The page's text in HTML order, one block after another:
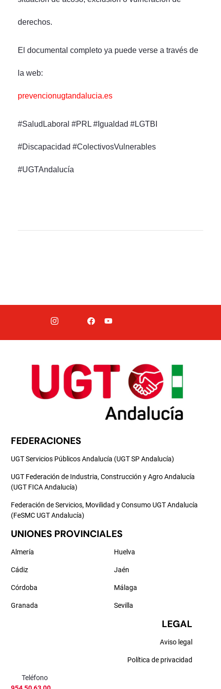
derechos.
El documental completo ya puede verse a través de
la web:
prevencionugtandalucia.es
#SaludLaboral #PRL #Igualdad #LGTBI
#Discapacidad #ColectivosVulnerables
#UGTAndalucía
FEDERACIONES
UGT Servicios Públicos Andalucía (UGT SP Andalucía)
UGT Federación de Industria, Construcción y Agro Andalucía
(UGT FICA Andalucía)
Federación de Servicios, Movilidad y Consumo UGT Andalucía
(FeSMC UGT Andalucía)
UNIONES PROVINCIALES
Almería
Cádiz
Córdoba
Granada
Huelva
Jaén
Málaga
Sevilla
LEGAL
Aviso legal
Política de privacidad
Teléfono